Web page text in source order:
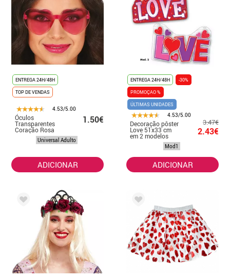
ENTREGA 24H/48H
TOP DE VENDAS
4.53/5.00
Óculos
Transparentes
Coração Rosa
1.50€
Universal Adulto
ADICIONAR
ENTREGA 24H/48H
-30%
PROMOÇAO %
ÚLTIMAS UNIDADES
4.53/5.00
Decoração pôster
Love 51x33 cm
em 2 modelos
3.47€
2.43€
Mod1
ADICIONAR